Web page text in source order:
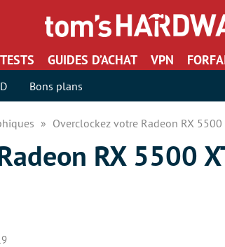
TESTS GUIDES D’ACHAT VPN
Bons plans
Overclockez votre Radeon RX
RX 5500